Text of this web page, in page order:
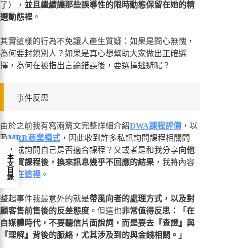
了）， 並且繼續讓那些誤導性的限時動態保留在她的精
選動態裡 。
其實這樣的行為不免讓人產生質疑：如果是問心無愧，
為何要封鎖別人？如果是真心想幫助大家做出正確選
擇，為何在被指出言論錯誤後，要選擇逃避呢？
事件反思
由於之前我有寫兩篇文完整詳細介紹DWA課程評價 ，以
及MRR商業模式 ，因此收到許多私訊詢問課程相關問
題、或詢問自己是否適合課程？又或者是和我分享向他
人購買課程後，換來訊息幾乎不回應的結果 ，我將內容
彙整在這裡 。
整起事件我最意外的就是帶風向者的處理方式，以及對
顧客售前售後的反差態度 。但這也非常值得反思：「在
自媒體時代，不要聽信片面說詞，而是要去『查證』與
『理解』背後的脈絡，尤其涉及到的與金錢相關。」
→
本文目錄